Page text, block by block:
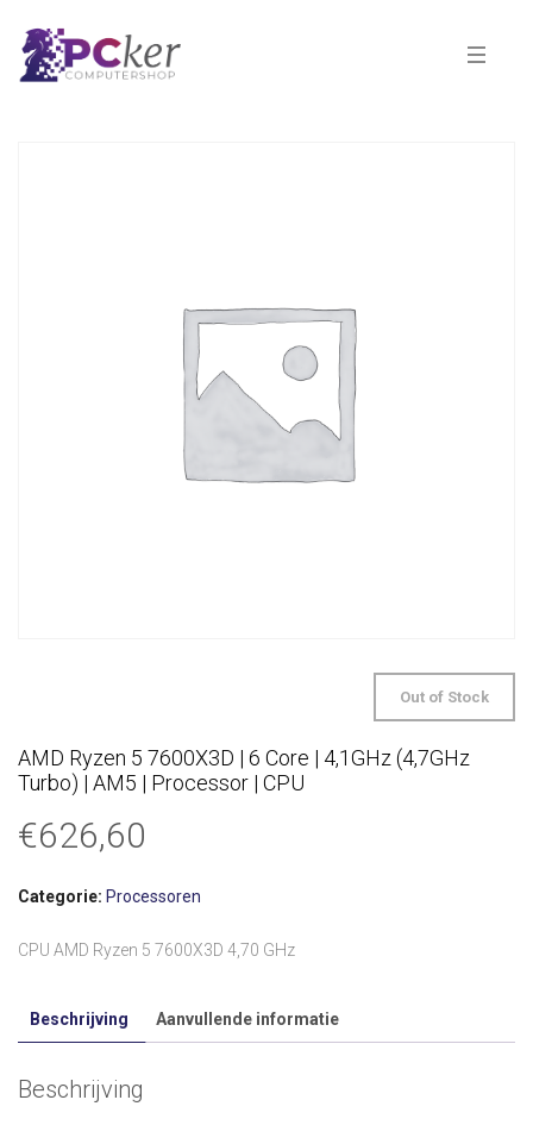
Out of Stock
AMD Ryzen 5 7600X3D | 6 Core | 4,1GHz (4,7GHz
Turbo) | AM5 | Processor | CPU
€626,60
Categorie: Processoren
CPU AMD Ryzen 5 7600X3D 4,70 GHz
Beschrijving Aanvullende informatie
Beschrijving